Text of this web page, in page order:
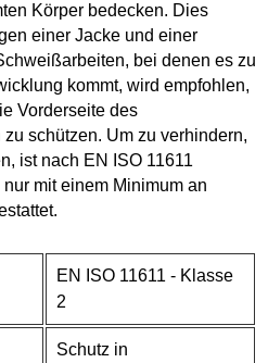
Körper bedecken. Dies
einer Jacke und einer
bei denen es zu
kommt, wird empfohlen,
Vorderseite des
schützen. Um zu verhindern,
ist nach EN ISO 11611
mit einem Minimum an
EN ISO 11611 - Klasse
2
Schutz in